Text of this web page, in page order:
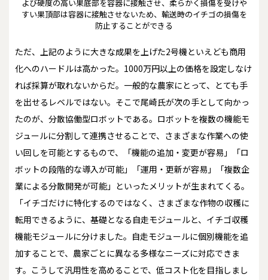
よび硬度の高い果底部を容器に接触させ、柔らかく損傷を受けや
すい果頂部は容器に接触させないため、輸送時のイチゴの損傷を
防止することができる
ただ、上記のように大きな成果を上げた2号機といえども商用
化へのハードルは高かった。1000万円以上の価格を設定しなけ
れば採算が取れないからだ。一般的な農家にとって、とても手
を出せるレベルではない。そこで尾崎氏が次の手として向かっ
たのが、分散協働型ロボットである。ロボットを複数の機能モ
ジュールに分割して連携させることで、さまざまな作業への使
い回しを可能とするもので、「機能の追加・変更が容易」「ロ
ボットの段階的な導入が可能」「運用・更新が容易」「複数企
業による分散開発が可能」といったメリットが生まれてくる。
「イチゴだけに特化するのではなく、さまざまな作物の収穫に
転用できるように、基礎となる自走モジュールと、イチゴ収穫
機能モジュールに分けました。自走モジュールに個別機能を追
加することで、農家ごとに異なる多様なニーズに対応できま
す。こうして汎用性を高めることで、低コスト化を目指しまし